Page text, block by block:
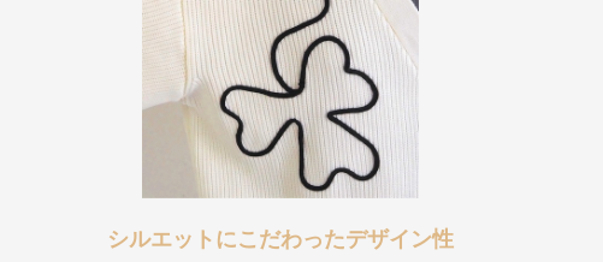
シルエットにこだわったデザイン性